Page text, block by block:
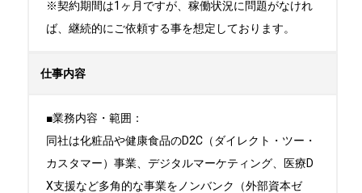
※契約期間は1ヶ月ですが、稼働状況に問題がなけれ
ば、継続的にご依頼する事を想定しております。
仕事内容
■業務内容・範囲：
同社は化粧品や健康食品のD2C（ダイレクト・ツー・
カスタマー）事業、デジタルマーケティング、医療D
X支援など多角的な事業をノンバンク（外部資本ゼ